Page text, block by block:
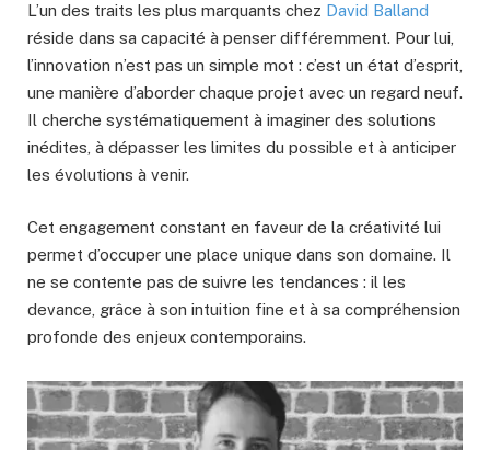
L’un des traits les plus marquants chez David Balland
réside dans sa capacité à penser différemment. Pour lui,
l’innovation n’est pas un simple mot : c’est un état d’esprit,
une manière d’aborder chaque projet avec un regard neuf.
Il cherche systématiquement à imaginer des solutions
inédites, à dépasser les limites du possible et à anticiper
les évolutions à venir.
Cet engagement constant en faveur de la créativité lui
permet d’occuper une place unique dans son domaine. Il
ne se contente pas de suivre les tendances : il les
devance, grâce à son intuition fine et à sa compréhension
profonde des enjeux contemporains.